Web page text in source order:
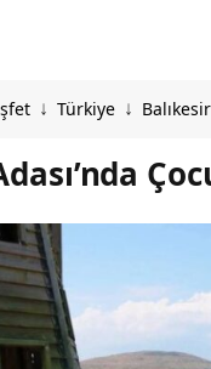
↓ Türkiye ↓ Balıkesir